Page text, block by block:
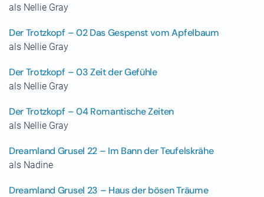
als Nellie Gray
Der Trotzkopf – 02 Das Gespenst vom Apfelbaum
als Nellie Gray
Der Trotzkopf – 03 Zeit der Gefühle
als Nellie Gray
Der Trotzkopf – 04 Romantische Zeiten
als Nellie Gray
Dreamland Grusel 22 – Im Bann der Teufelskrähe
als Nadine
Dreamland Grusel 23 – Haus der bösen Träume